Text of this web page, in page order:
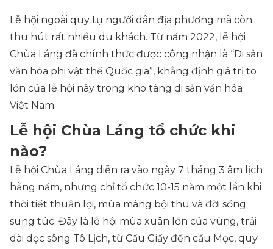
Lễ hội ngoài quy tụ người dân địa phương mà còn
thu hút rất nhiều du khách. Từ năm 2022, lễ hội
Chùa Láng đã chính thức được công nhận là “Di sản
văn hóa phi vật thể Quốc gia”, khẳng định giá trị to
lớn của lễ hội này trong kho tàng di sản văn hóa
Việt Nam.
Lễ hội Chùa Láng tổ chức khi
nào?
Lễ hội Chùa Láng diễn ra vào ngày 7 tháng 3 âm lịch
hằng năm, nhưng chỉ tổ chức 10-15 năm một lần khi
thời tiết thuận lợi, mùa màng bội thu và đời sống
sung túc. Đây là lễ hội mùa xuân lớn của vùng, trải
dài dọc sông Tô Lịch, từ Cầu Giấy đến cầu Mọc, quy